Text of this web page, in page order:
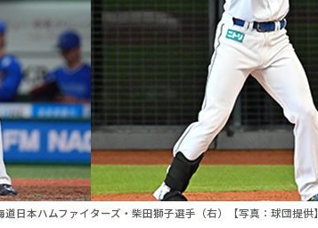
日本ハムファイターズ・柴田獅子選手（右）【写真：球団提供】